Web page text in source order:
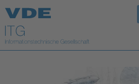
Top Themen
Fokusthemen